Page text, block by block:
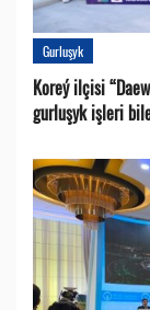
Gurluşyk
Koreý ilçisi
gurluşyk işleri